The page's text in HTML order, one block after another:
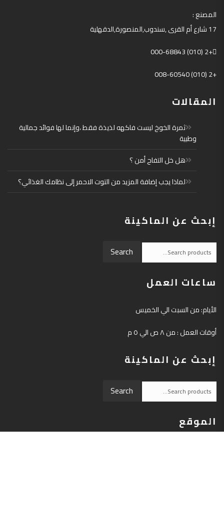
المصنع:
17شارع أم القرى,سندوب,المنصورة,الدقهلية
+2 (010) 000-68843
+2 (010) 008-60540
المقالات
ثمرة الخوخ ليست فاكهه لذيذة فقط ،وإنما لها فوائد جمالية
وطبية
هل خل التفاح أمن ؟
لماذا يجب إضافة المزيد من التوت الاحمر إلى نظامك الغذائي؟
إبحث عن الماكينة
Search
for:
Search
ساعات العمل
الأيام: من السبت الي الخميس
أوقات العمل : من ٨ ص الي ٥ م
إبحث عن الماكينة
Search
for:
Search
الموقع